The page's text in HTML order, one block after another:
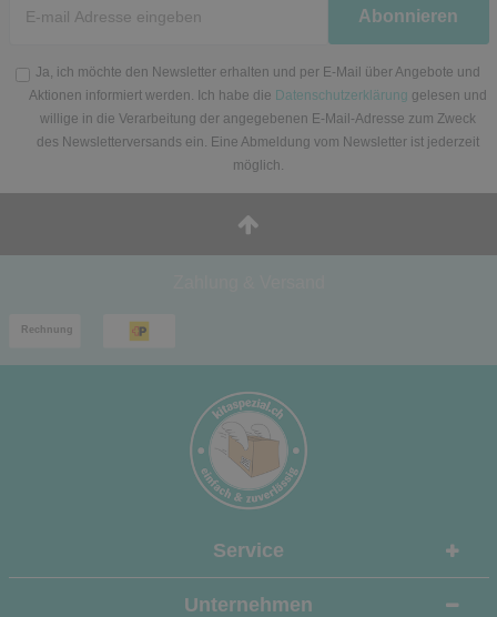
Honig
Abonnieren
Ja, ich möchte den Newsletter erhalten und per E-Mail über Angebote und
Aktionen informiert werden. Ich habe die Datenschutzerklärung gelesen und
willige in die Verarbeitung der angegebenen E-Mail-Adresse zum Zweck
des Newsletterversands ein. Eine Abmeldung vom Newsletter ist jederzeit
möglich.
Service
Unternehmen